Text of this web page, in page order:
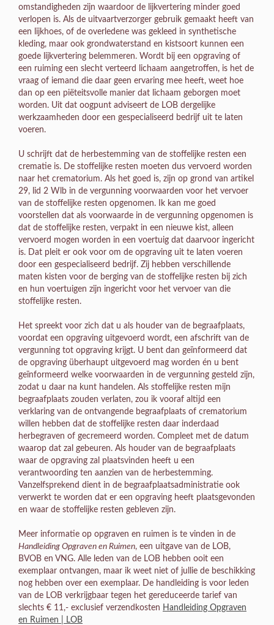
omstandigheden zijn waardoor de lijkvertering minder goed
verlopen is. Als de uitvaartverzorger gebruik gemaakt heeft van
een lijkhoes, of de overledene was gekleed in synthetische
kleding, maar ook grondwaterstand en kistsoort kunnen een
goede lijkvertering belemmeren. Wordt bij een opgraving of
een ruiming een slecht verteerd lichaam aangetroffen, is het de
vraag of iemand die daar geen ervaring mee heeft, weet hoe
dan op een piëteitsvolle manier dat lichaam geborgen moet
worden. Uit dat oogpunt adviseert de LOB dergelijke
werkzaamheden door een gespecialiseerd bedrijf uit te laten
voeren.
U schrijft dat de herbestemming van de stoffelijke resten een
crematie is. De stoffelijke resten moeten dus vervoerd worden
naar het crematorium. Als het goed is, zijn op grond van artikel
29, lid 2 Wlb in de vergunning voorwaarden voor het vervoer
van de stoffelijke resten opgenomen. Ik kan me goed
voorstellen dat als voorwaarde in de vergunning opgenomen is
dat de stoffelijke resten, verpakt in een nieuwe kist, alleen
vervoerd mogen worden in een voertuig dat daarvoor ingericht
is. Dat pleit er ook voor om de opgraving uit te laten voeren
door een gespecialiseerd bedrijf. Zij hebben verschillende
maten kisten voor de berging van de stoffelijke resten bij zich
en hun voertuigen zijn ingericht voor het vervoer van die
stoffelijke resten.
Het spreekt voor zich dat u als houder van de begraafplaats,
voordat een opgraving uitgevoerd wordt, een afschrift van de
vergunning tot opgraving krijgt. U bent dan geïnformeerd dat
de opgraving überhaupt uitgevoerd mag worden én u bent
geïnformeerd welke voorwaarden in de vergunning gesteld zijn,
zodat u daar na kunt handelen. Als stoffelijke resten mijn
begraafplaats zouden verlaten, zou ik vooraf altijd een
verklaring van de ontvangende begraafplaats of crematorium
willen hebben dat de stoffelijke resten daar inderdaad
herbegraven of gecremeerd worden. Compleet met de datum
waarop dat zal gebeuren. Als houder van de begraafplaats
waar de opgraving zal plaatsvinden heeft u een
verantwoording ten aanzien van de herbestemming.
Vanzelfsprekend dient in de begraafplaatsadministratie ook
verwerkt te worden dat er een opgraving heeft plaatsgevonden
en waar de stoffelijke resten gebleven zijn.
Meer informatie op opgraven en ruimen is te vinden in de
Handleiding Opgraven en Ruimen, een uitgave van de LOB,
BVOB en VNG. Alle leden van de LOB hebben ooit een
exemplaar ontvangen, maar ik weet niet of jullie de beschikking
nog hebben over een exemplaar. De handleiding is voor leden
van de LOB verkrijgbaar tegen het gereduceerde tarief van
slechts € 11,- exclusief verzendkosten Handleiding Opgraven
en Ruimen | LOB